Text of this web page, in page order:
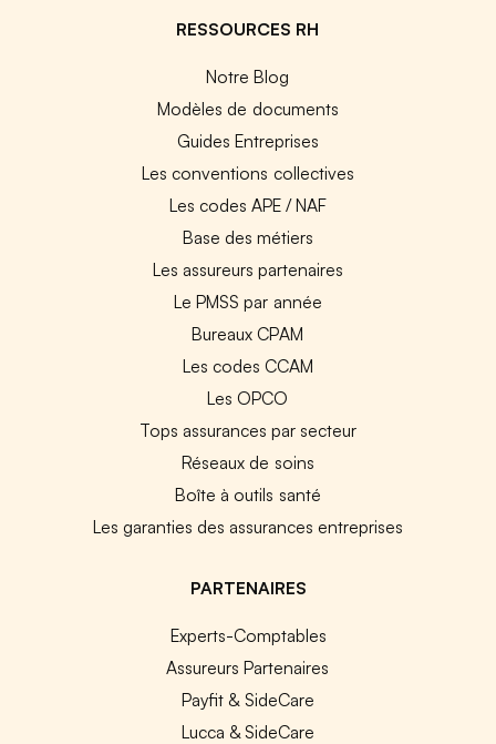
RESSOURCES RH
Notre Blog
Modèles de documents
Guides Entreprises
Les conventions collectives
Les codes APE / NAF
Base des métiers
Les assureurs partenaires
Le PMSS par année
Bureaux CPAM
Les codes CCAM
Les OPCO
Tops assurances par secteur
Réseaux de soins
Boîte à outils santé
Les garanties des assurances entreprises
PARTENAIRES
Experts-Comptables
Assureurs Partenaires
Payfit & SideCare
Lucca & SideCare